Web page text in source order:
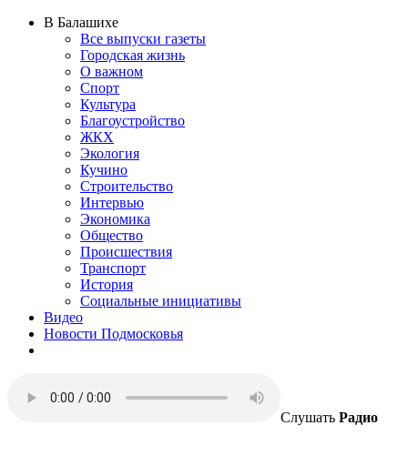
В Балашихе
Все выпуски газеты
Городская жизнь
О важном
Спорт
Культура
Благоустройство
ЖКХ
Экология
Кучино
Строительство
Интервью
Экономика
Общество
Происшествия
Транспорт
История
Социальные инициативы
Видео
Новости Подмосковья
Слушать Радио